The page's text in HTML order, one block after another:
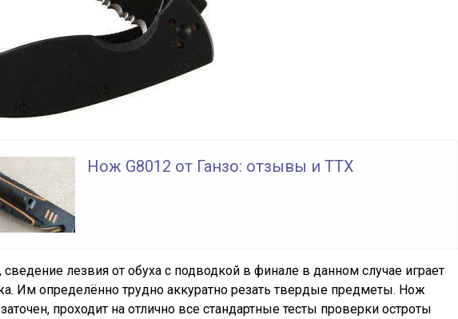
Нож G8012 от Ганзо: отзывы и ТТХ
лезвия от обуха с подводкой в финале в данном случае играет
Им определённо трудно аккуратно резать твердые предметы. Нож
проходит на отлично все стандартные тесты проверки остроты